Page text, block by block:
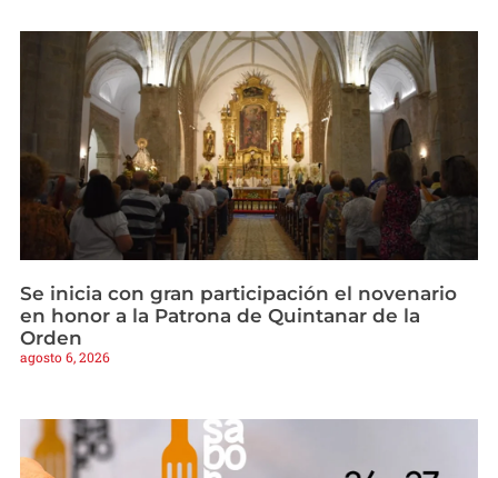
Se inicia con gran participación el novenario
en honor a la Patrona de Quintanar de la
Orden
agosto 6, 2026